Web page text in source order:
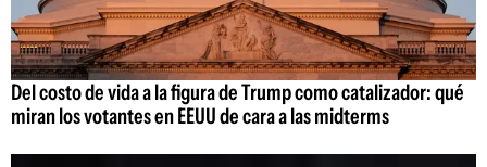
Del costo de vida a la figura de Trump como catalizador: qué
miran los votantes en EEUU de cara a las midterms